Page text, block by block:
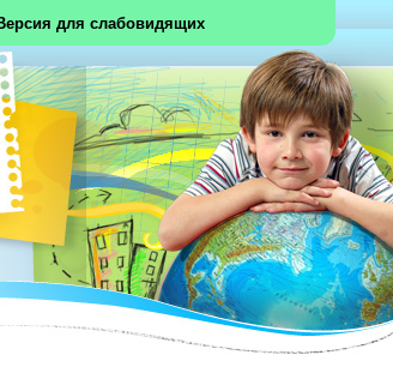
для слабовидящих